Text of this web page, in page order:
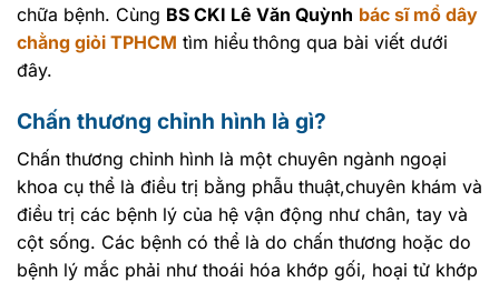
chữa bệnh. Cùng BS CKI Lê Văn Quỳnh bác sĩ mổ dây
chằng giỏi TPHCM tìm hiểu thông qua bài viết dưới
đây.
Chấn thương chỉnh hình là gì?
Chấn thương chỉnh hình là một chuyên ngành ngoại
khoa cụ thể là điều trị bằng phẫu thuật,chuyên khám và
điều trị các bệnh lý của hệ vận động như chân, tay và
cột sống. Các bệnh có thể là do chấn thương hoặc do
bệnh lý mắc phải như thoái hóa khớp gối, hoại tử khớp